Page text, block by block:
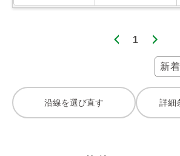
1
沿線を選び直す 詳細